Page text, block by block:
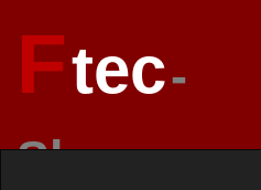
Ftec-
Shop